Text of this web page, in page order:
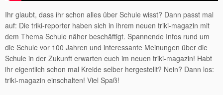
Ihr glaubt, dass ihr schon alles über Schule wisst? Dann passt mal
auf: Die triki-reporter haben sich in ihrem neuen triki-magazin mit
dem Thema Schule näher beschäftigt. Spannende Infos rund um
die Schule vor 100 Jahren und interessante Meinungen über die
Schule in der Zukunft erwarten euch im neuen triki-magazin! Habt
ihr eigentlich schon mal Kreide selber hergestellt? Nein? Dann los:
triki-magazin einschalten! Viel Spaß!